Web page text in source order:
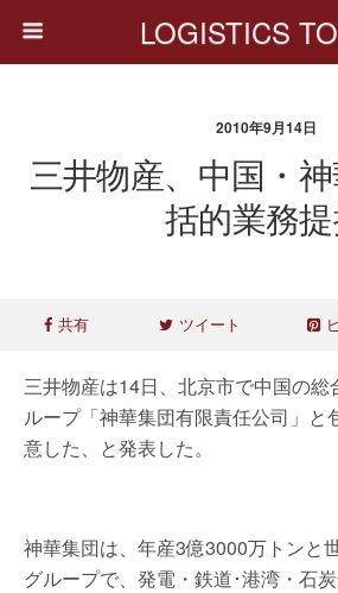
LOGISTICS
2010年9月14日
三井物産、中国・
括的業務
共有 ツイート
三井物産は14日、北京市で中国の
ループ「神華集団有限責任公司」と
意した、と発表した。
神華集団は、年産3億3000万トンと
グループで、発電・鉄道･港湾・石